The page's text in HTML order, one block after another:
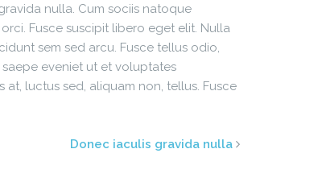
nulla. Cum sociis natoque
Fusce suscipit libero eget elit. Nulla
sem sed arcu. Fusce tellus odio,
eveniet ut et voluptates
luctus sed, aliquam non, tellus. Fusce
Donec iaculis gravida nulla